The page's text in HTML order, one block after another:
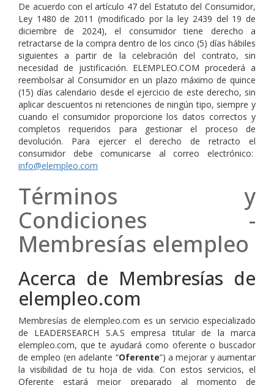
De acuerdo con el artículo 47 del Estatuto del Consumidor,
Ley 1480 de 2011 (modificado por la ley 2439 del 19 de
diciembre de 2024), el consumidor tiene derecho a
retractarse de la compra dentro de los cinco (5) días hábiles
siguientes a partir de la celebración del contrato, sin
necesidad de justificación. ELEMPLEO.COM procederá a
reembolsar al Consumidor en un plazo máximo de quince
(15) días calendario desde el ejercicio de este derecho, sin
aplicar descuentos ni retenciones de ningún tipo, siempre y
cuando el consumidor proporcione los datos correctos y
completos requeridos para gestionar el proceso de
devolución. Para ejercer el derecho de retracto el
consumidor debe comunicarse al correo electrónico:
info@elempleo.com
Términos y
Condiciones -
Membresías elempleo
Acerca de Membresías de
elempleo.com
Membresías de elempleo.com es un servicio especializado
de LEADERSEARCH S.A.S empresa titular de la marca
elempleo.com, que te ayudará como oferente o buscador
de empleo (en adelante “Oferente”) a mejorar y aumentar
la visibilidad de tu hoja de vida. Con estos servicios, el
Oferente estará mejor preparado al momento de